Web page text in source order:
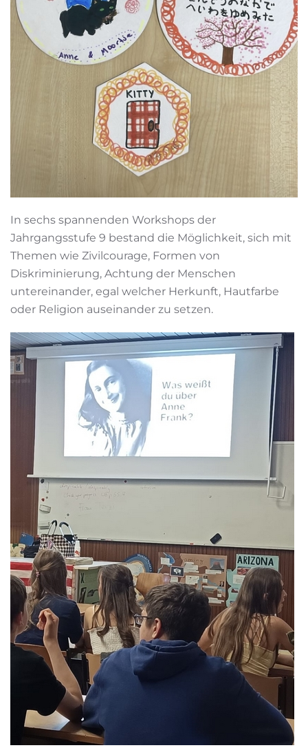
In sechs spannenden Workshops der
Jahrgangsstufe 9 bestand die Möglichkeit, sich mit
Themen wie Zivilcourage, Formen von
Diskriminierung, Achtung der Menschen
untereinander, egal welcher Herkunft, Hautfarbe
oder Religion auseinander zu setzen.